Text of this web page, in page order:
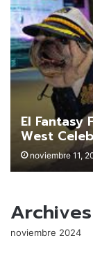
El Fantasy
West
Neón con
noviembre 11,
Archives
noviembre 2024